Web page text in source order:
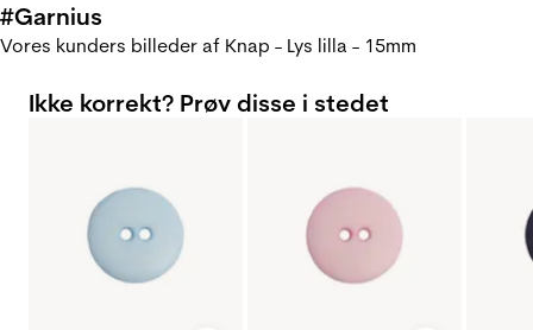
#Garnius
Vores kunders billeder af Knap - Lys lilla - 15mm
Ikke korrekt? Prøv disse i stedet